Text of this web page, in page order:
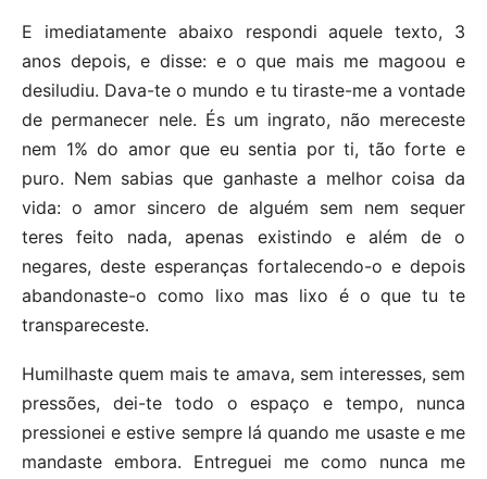
E imediatamente abaixo respondi aquele texto, 3
anos depois, e disse: e o que mais me magoou e
desiludiu. Dava-te o mundo e tu tiraste-me a vontade
de permanecer nele. És um ingrato, não mereceste
nem 1% do amor que eu sentia por ti, tão forte e
puro. Nem sabias que ganhaste a melhor coisa da
vida: o amor sincero de alguém sem nem sequer
teres feito nada, apenas existindo e além de o
negares, deste esperanças fortalecendo-o e depois
abandonaste-o como lixo mas lixo é o que tu te
transpareceste.
Humilhaste quem mais te amava, sem interesses, sem
pressões, dei-te todo o espaço e tempo, nunca
pressionei e estive sempre lá quando me usaste e me
mandaste embora. Entreguei me como nunca me